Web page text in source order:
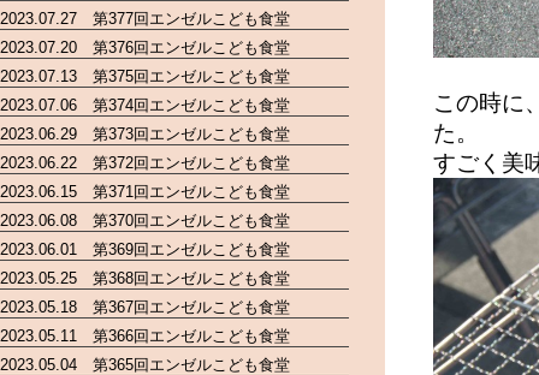
この時に
た。
すごく美
2023.07.27 第377回エンゼルこども食堂
2023.07.20 第376回エンゼルこども食堂
2023.07.13 第375回エンゼルこども食堂
2023.07.06 第374回エンゼルこども食堂
2023.06.29 第373回エンゼルこども食堂
2023.06.22 第372回エンゼルこども食堂
2023.06.15 第371回エンゼルこども食堂
2023.06.08 第370回エンゼルこども食堂
2023.06.01 第369回エンゼルこども食堂
2023.05.25 第368回エンゼルこども食堂
2023.05.18 第367回エンゼルこども食堂
2023.05.11 第366回エンゼルこども食堂
2023.05.04 第365回エンゼルこども食堂